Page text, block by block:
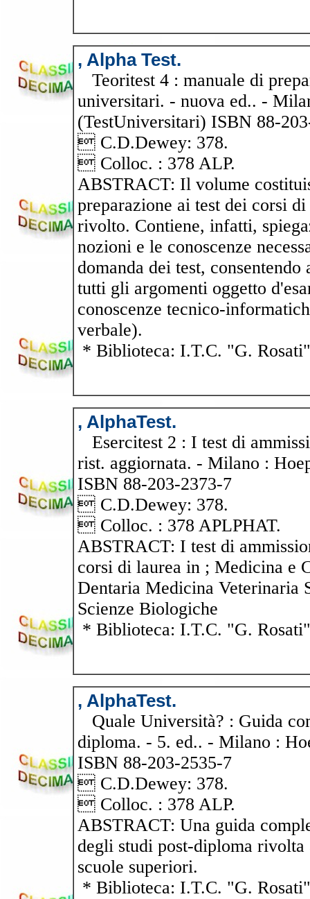
, Alpha Test.
Teoritest 4 : manuale di
universitari. - nuova ed.. -
(TestUniversitari) ISBN 88-
 C.D.Dewey: 378.
 Colloc. : 378 ALP.
ABSTRACT: Il volume
preparazione ai test dei corsi
rivolto. Contiene, infatti,
nozioni e le conoscenze
domanda dei test,
tutti gli argomenti oggetto
conoscenze tecnico-
verbale).
* Biblioteca: I.T.C. "G. Rosati"
, AlphaTest.
Esercitest 2 : I test di
rist. aggiornata. - Milano :
ISBN 88-203-2373-7
 C.D.Dewey: 378.
 Colloc. : 378 APLPHAT.
ABSTRACT: I test di
corsi di laurea in ; Medicina e
Dentaria Medicina Veterinaria
Scienze Biologiche
* Biblioteca: I.T.C. "G. Rosati"
, AlphaTest.
Quale Università? : Guida
diploma. - 5. ed.. - Milano :
ISBN 88-203-2535-7
 C.D.Dewey: 378.
 Colloc. : 378 ALP.
ABSTRACT: Una guida
degli studi post-diploma
scuole superiori.
* Biblioteca: I.T.C. "G. Rosati"